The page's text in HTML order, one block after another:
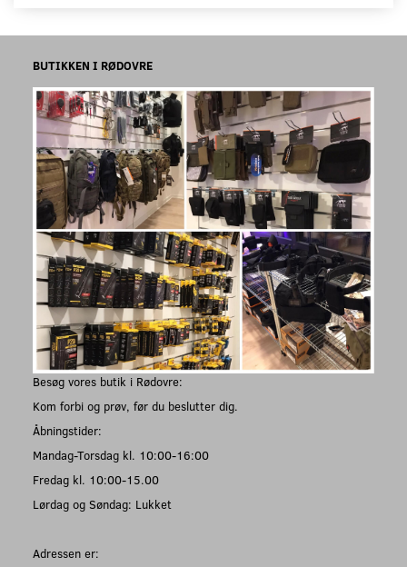
BUTIKKEN I RØDOVRE
Besøg vores butik i Rødovre:
Kom forbi og prøv, før du beslutter dig.
Åbningstider:
Mandag-Torsdag kl. 10:00-16:00
Fredag kl. 10:00-15.00
Lørdag og Søndag: Lukket
Adressen er: